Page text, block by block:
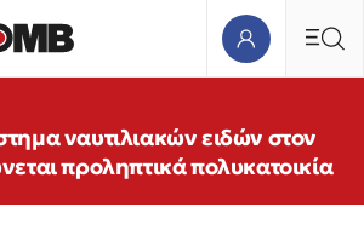
ναυτιλιακών ειδών στον
προληπτικά πολυκατοικία